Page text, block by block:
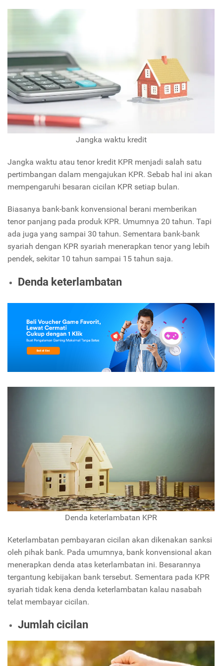
Jangka waktu kredit
Jangka waktu atau tenor kredit KPR menjadi salah satu
pertimbangan dalam mengajukan KPR. Sebab hal ini akan
mempengaruhi besaran cicilan KPR setiap bulan.
Biasanya bank-bank konvensional berani memberikan
tenor panjang pada produk KPR. Umumnya 20 tahun. Tapi
ada juga yang sampai 30 tahun. Sementara bank-bank
syariah dengan KPR syariah menerapkan tenor yang lebih
pendek, sekitar 10 tahun sampai 15 tahun saja.
Denda keterlambatan
Denda keterlambatan KPR
Keterlambatan pembayaran cicilan akan dikenakan sanksi
oleh pihak bank. Pada umumnya, bank konvensional akan
menerapkan denda atas keterlambatan ini. Besarannya
tergantung kebijakan bank tersebut. Sementara pada KPR
syariah tidak kena denda keterlambatan kalau nasabah
telat membayar cicilan.
Jumlah cicilan